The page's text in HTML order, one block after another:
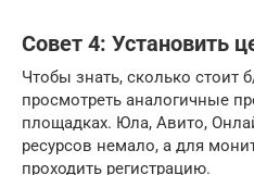
Совет 4: Установить
Чтобы знать, сколько стоит
просмотреть аналогичные
площадках. Юла, Авито,
ресурсов немало, а для
проходить регистрацию.